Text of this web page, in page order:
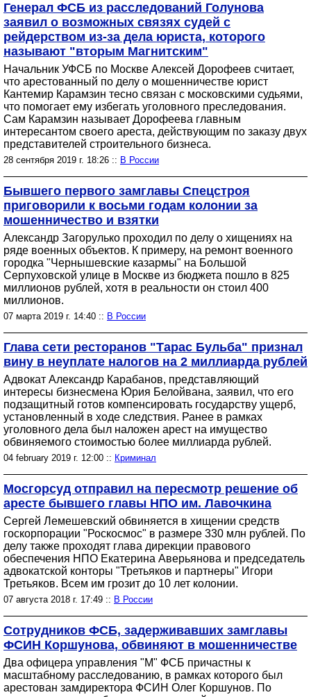
Генерал ФСБ из расследований Голунова
заявил о возможных связях судей с
рейдерством из-за дела юриста, которого
называют "вторым Магнитским"
Начальник УФСБ по Москве Алексей Дорофеев считает,
что арестованный по делу о мошенничестве юрист
Кантемир Карамзин тесно связан с московскими судьями,
что помогает ему избегать уголовного преследования.
Сам Карамзин называет Дорофеева главным
интересантом своего ареста, действующим по заказу двух
представителей строительного бизнеса.
28 сентября 2019 г. 18:26 :: В России
Бывшего первого замглавы Спецстроя
приговорили к восьми годам колонии за
мошенничество и взятки
Александр Загорулько проходил по делу о хищениях на
ряде военных объектов. К примеру, на ремонт военного
городка "Чернышевские казармы" на Большой
Серпуховской улице в Москве из бюджета пошло в 825
миллионов рублей, хотя в реальности он стоил 400
миллионов.
07 марта 2019 г. 14:40 :: В России
Глава сети ресторанов "Тарас Бульба" признал
вину в неуплате налогов на 2 миллиарда рублей
Адвокат Александр Карабанов, представляющий
интересы бизнесмена Юрия Белойвана, заявил, что его
подзащитный готов компенсировать государству ущерб,
установленный в ходе следствия. Ранее в рамках
уголовного дела был наложен арест на имущество
обвиняемого стоимостью более миллиарда рублей.
04 february 2019 г. 12:00 :: Криминал
Мосгорсуд отправил на пересмотр решение об
аресте бывшего главы НПО им. Лавочкина
Сергей Лемешевский обвиняется в хищении средств
госкорпорации "Роскосмос" в размере 330 млн рублей. По
делу также проходят глава дирекции правового
обеспечения НПО Екатерина Аверьянова и председатель
адвокатской конторы "Третьяков и партнеры" Игори
Третьяков. Всем им грозит до 10 лет колонии.
07 августа 2018 г. 17:49 :: В России
Сотрудников ФСБ, задерживавших замглавы
ФСИН Коршунова, обвиняют в мошенничестве
Два офицера управления "М" ФСБ причастны к
масштабному расследованию, в рамках которого был
арестован замдиректора ФСИН Олег Коршунов. По